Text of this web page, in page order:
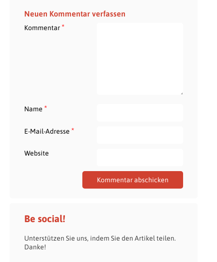
Neuen Kommentar verfassen
Kommentar*
Name *
E-Mail-Adresse *
Website
Be social!
Unterstützen Sie uns, indem Sie den Artikel teilen.
Danke!